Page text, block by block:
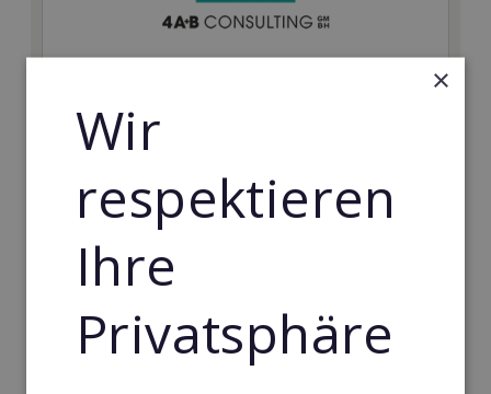
4A+B
Ohne Vorkenntnisse ein lukratives Unternehmen in
einem der profitabelsten Märkte weltweit gründen
Min. Eigenkapital:
14.500€
×
Wir
respektieren
Ihre
Privatsphäre